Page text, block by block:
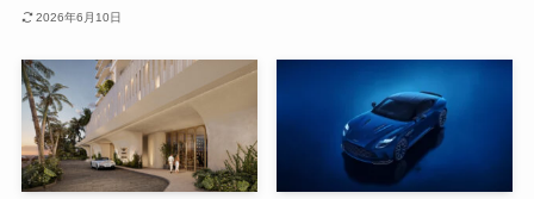
2026年6月10日